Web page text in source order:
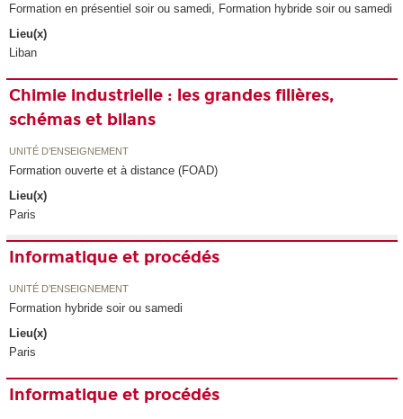
Formation en présentiel soir ou samedi, Formation hybride soir ou samedi
Lieu(x)
Liban
Chimie industrielle : les grandes filières,
schémas et bilans
UNITÉ D’ENSEIGNEMENT
Formation ouverte et à distance (FOAD)
Lieu(x)
Paris
Informatique et procédés
UNITÉ D’ENSEIGNEMENT
Formation hybride soir ou samedi
Lieu(x)
Paris
Informatique et procédés